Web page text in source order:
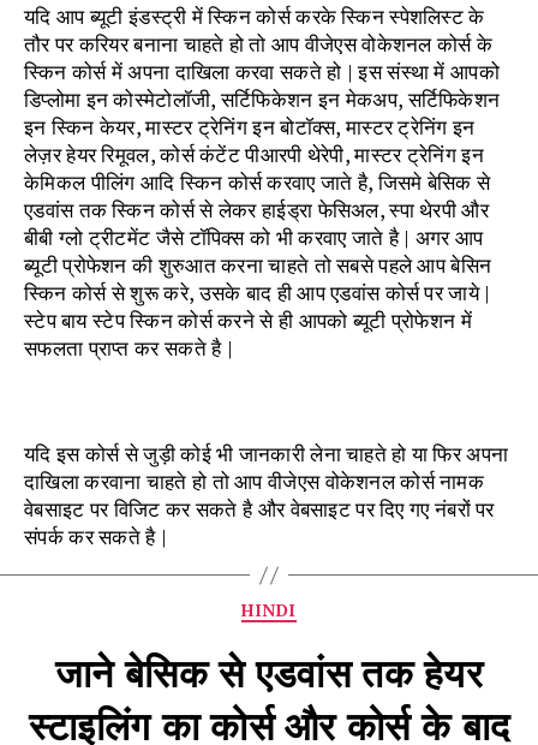
यदि आप ब्यूटी इंडस्ट्री में स्किन कोर्स करके स्किन स्पेशलिस्ट के
तौर पर करियर बनाना चाहते हो तो आप वीजेएस वोकेशनल कोर्स के
स्किन कोर्स में अपना दाखिला करवा सकते हो | इस संस्था में आपको
डिप्लोमा इन कोस्मेटोलॉजी, सर्टिफिकेशन इन मेकअप, सर्टिफिकेशन
इन स्किन केयर, मास्टर ट्रेनिंग इन बोटॉक्स, मास्टर ट्रेनिंग इन
लेज़र हेयर रिमूवल, कोर्स कंटेंट पीआरपी थेरेपी, मास्टर ट्रेनिंग इन
केमिकल पीलिंग आदि स्किन कोर्स करवाए जाते है, जिसमे बेसिक से
एडवांस तक स्किन कोर्स से लेकर हाईड्रा फेसिअल, स्पा थेरपी और
बीबी ग्लो ट्रीटमेंट जैसे टॉपिक्स को भी करवाए जाते है | अगर आप
ब्यूटी प्रोफेशन की शुरुआत करना चाहते तो सबसे पहले आप बेसिन
स्किन कोर्स से शुरू करे, उसके बाद ही आप एडवांस कोर्स पर जाये |
स्टेप बाय स्टेप स्किन कोर्स करने से ही आपको ब्यूटी प्रोफेशन में
सफलता प्राप्त कर सकते है |
यदि इस कोर्स से जुड़ी कोई भी जानकारी लेना चाहते हो या फिर अपना
दाखिला करवाना चाहते हो तो आप वीजेएस वोकेशनल कोर्स नामक
वेबसाइट पर विजिट कर सकते है और वेबसाइट पर दिए गए नंबरों पर
संपर्क कर सकते है |
Categories
HINDI
जाने बेसिक से एडवांस तक हेयर
स्टाइलिंग का कोर्स और कोर्स के बाद